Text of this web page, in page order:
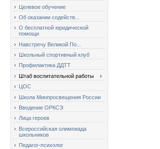
Целевое обучение
Об оказании содейств...
О бесплатной юридической
помощи
Навстречу Великой По...
Школьный спортивный клуб
Профилактика ДДТТ
Штаб воспитательной работы
ЦОС
Школа Минпросвещения России
Введение ОРКСЭ
Лица героев
Всероссийская олимпиада
школьников
Педагог-психолог